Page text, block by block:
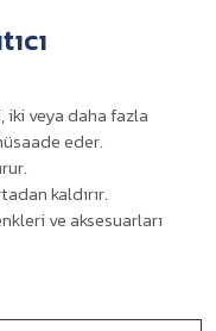
veya daha fazla
eder.
kaldırır.
ve aksesuarları